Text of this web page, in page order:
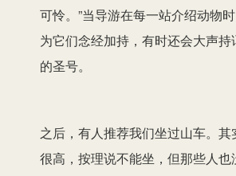
可怜。”当导游在每一站介绍动物
为它们念经加持，有时还会大声持
的圣号。
之后，有人推荐我们坐过山车。其
很高，按理说不能坐，但那些人也